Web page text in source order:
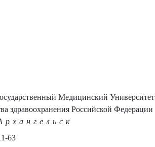
Медицинский Университет
здравоохранения Российской Федерации
63